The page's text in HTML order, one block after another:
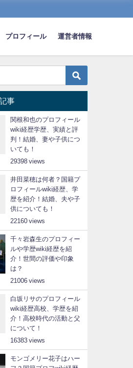
プロフィール 運営者情報
事
関根和也のプロフィール
wiki経歴学歴、実績と評
判！結婚、妻や子供につ
いても！
29398
井田菜穂は何者？国籍プ
ロフィールwiki経歴、学
歴を紹介！結婚、夫や子
供についても！
22160
千々岩森生のプロフィー
ルや学歴wiki経歴を紹
介！世間の評価や印象
は？
21006
白坂リサのプロフィール
wiki経歴高校、学歴を紹
介！高校時代の活動と父
について！
16383
モンゴメリー花子はハー